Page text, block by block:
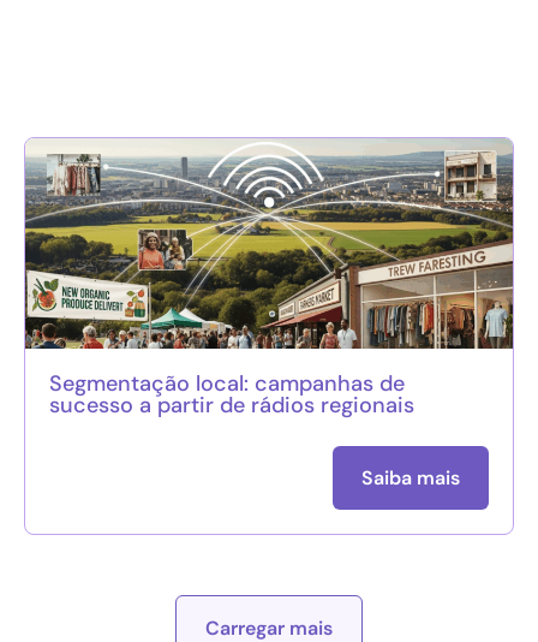
Segmentação local: campanhas de
sucesso a partir de rádios regionais
Saiba mais
Carregar mais